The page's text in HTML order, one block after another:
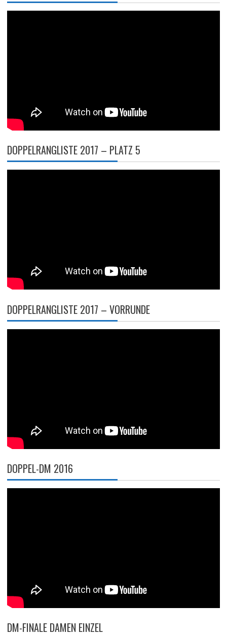
DOPPELRANGLISTE 2017 – PLATZ 5
DOPPELRANGLISTE 2017 – VORRUNDE
DOPPEL-DM 2016
DM-FINALE DAMEN EINZEL